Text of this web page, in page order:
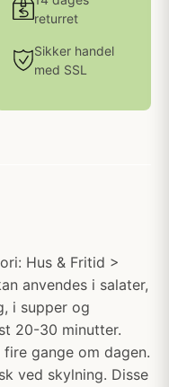
returret
Sikker handel
med SSL
Hus & Fritid >
anvendes i salater,
i supper og
20-30 minutter.
gange om dagen.
ved skylning. Disse